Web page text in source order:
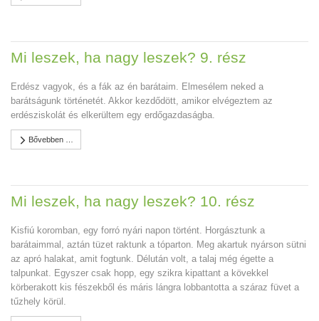
Mi leszek, ha nagy leszek? 9. rész
Erdész vagyok, és a fák az én barátaim. Elmesélem neked a
barátságunk történetét. Akkor kezdődött, amikor elvégeztem az
erdésziskolát és elkerültem egy erdőgazdaságba.
Bővebben …
Mi leszek, ha nagy leszek? 10. rész
Kisfiú koromban, egy forró nyári napon történt. Horgásztunk a
barátaimmal, aztán tüzet raktunk a tóparton. Meg akartuk nyárson sütni
az apró halakat, amit fogtunk. Délután volt, a talaj még égette a
talpunkat. Egyszer csak hopp, egy szikra kipattant a kövekkel
körberakott kis fészekből és máris lángra lobbantotta a száraz füvet a
tűzhely körül.